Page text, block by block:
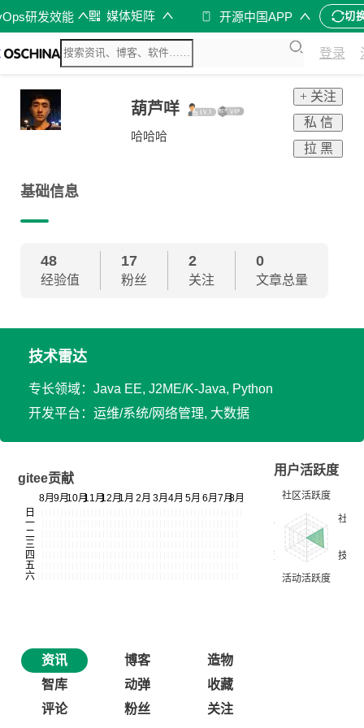
研发效能 媒体矩阵 开源中国APP 切
登录
葫芦咩
哈哈哈
+ 关注
私 信
拉 黑
基础信息
48
经验值
17
粉丝
2
关注
0
文章总量
技术雷达
专长领域：Java EE, J2ME/K-Java, Python
开发平台：运维/系统/网络管理, 大数据
gitee贡献
用户活跃度
资讯 博客
造物
智库
动弹
收藏
评论
粉丝 关注